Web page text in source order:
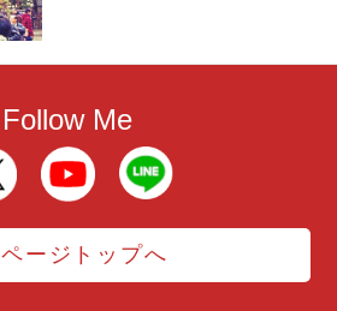
Follow Me
ページトップへ